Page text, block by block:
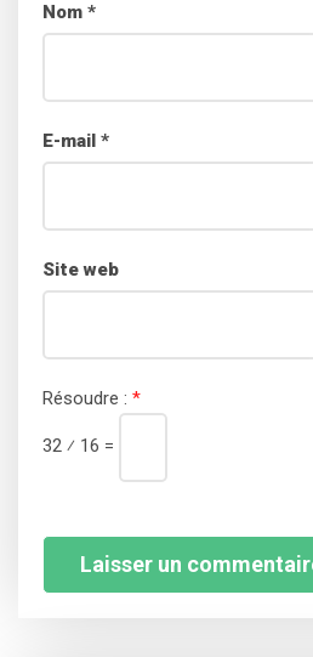
Nom *
E-mail *
Site web
Résoudre : *
32 ⁄ 16 =